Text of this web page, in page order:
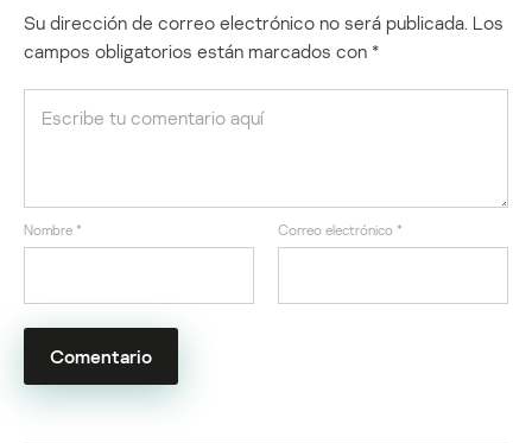
Su dirección de correo electrónico no será publicada. Los
campos obligatorios están marcados con *
Nombre * Correo electrónico *